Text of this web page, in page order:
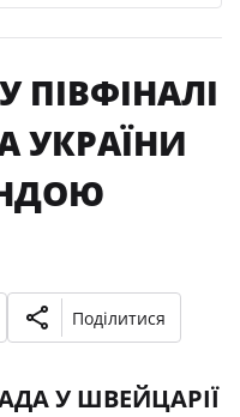
ПІВФІНАЛІ
УКРАЇНИ
Поділитися
У ШВЕЙЦАРІЇ